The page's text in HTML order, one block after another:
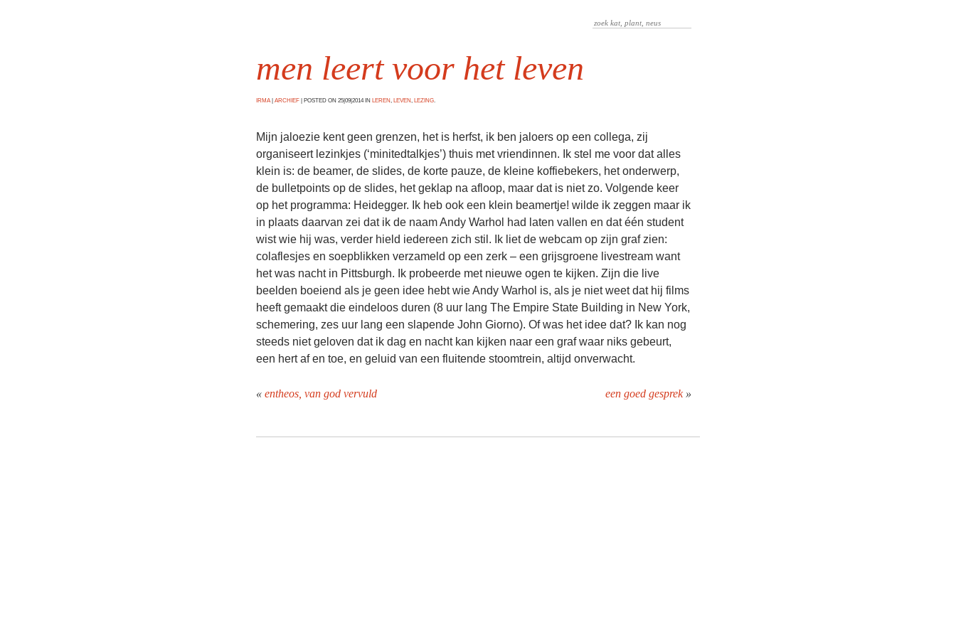
men leert voor het leven
IRMA ARCHIEF POSTED ON 25|09|2014 IN LEREN LEVEN LEZING
Mijn jaloezie kent geen grenzen, het is herfst, ik ben jaloers op een collega, zij
organiseert lezinkjes (‘minitedtalkjes’) thuis met vriendinnen. Ik stel me voor dat alles
klein is: de beamer, de slides, de korte pauze, de kleine koffiebekers, het onderwerp,
de bulletpoints op de slides, het geklap na afloop, maar dat is niet zo. Volgende keer
op het programma: Heidegger. Ik heb ook een klein beamertje! wilde ik zeggen maar ik
in plaats daarvan zei dat ik de naam Andy Warhol had laten vallen en dat één student
wist wie hij was, verder hield iedereen zich stil. Ik liet de webcam op zijn graf zien:
colaflesjes en soepblikken verzameld op een zerk – een grijsgroene livestream want
het was nacht in Pittsburgh. Ik probeerde met nieuwe ogen te kijken. Zijn die live
beelden boeiend als je geen idee hebt wie Andy Warhol is, als je niet weet dat hij films
heeft gemaakt die eindeloos duren (8 uur lang The Empire State Building in New York,
schemering, zes uur lang een slapende John Giorno). Of was het idee dat? Ik kan nog
steeds niet geloven dat ik dag en nacht kan kijken naar een graf waar niks gebeurt,
een hert af en toe, en geluid van een fluitende stoomtrein, altijd onverwacht.
« entheos, van god vervuld een goed gesprek»